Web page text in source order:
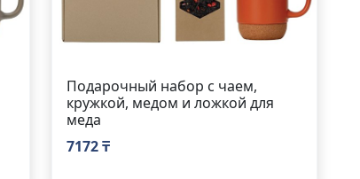
Подарочный набор с чаем,
кружкой, медом и ложкой для
меда
7172 ₸